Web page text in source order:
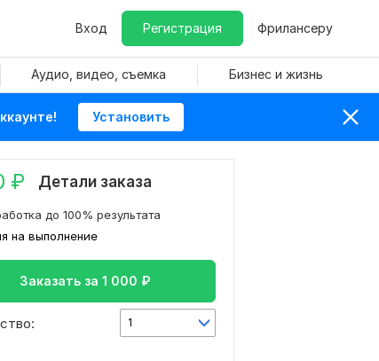
Вход Регистрация Фрилансеру
Аудио, видео, съемка Бизнес и жизнь
Установить
₽ Детали заказа
на выполнение
до 100% результата
Заказать за 1 000 ₽
1